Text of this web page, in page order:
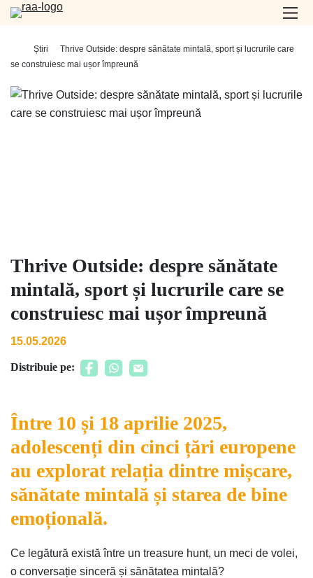
Știri
Thrive Outside: despre sănătate mintală, sport și lucrurile care
se construiesc mai ușor împreună
Thrive Outside: despre sănătate
mintală, sport și lucrurile care se
construiesc mai ușor împreună
15.05.2026
Distribuie pe:
Între 10 și 18 aprilie 2025,
adolescenți din cinci țări europene
au explorat relația dintre mișcare,
sănătate mintală și starea de bine
emoțională.
Ce legătură există între un treasure hunt, un meci de volei,
o conversație sinceră și sănătatea mintală?